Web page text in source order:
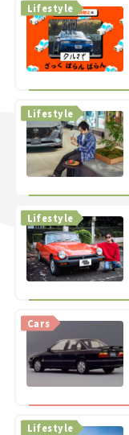
Lifestyle
Lifestyle
Lifestyle
Cars
Lifestyle